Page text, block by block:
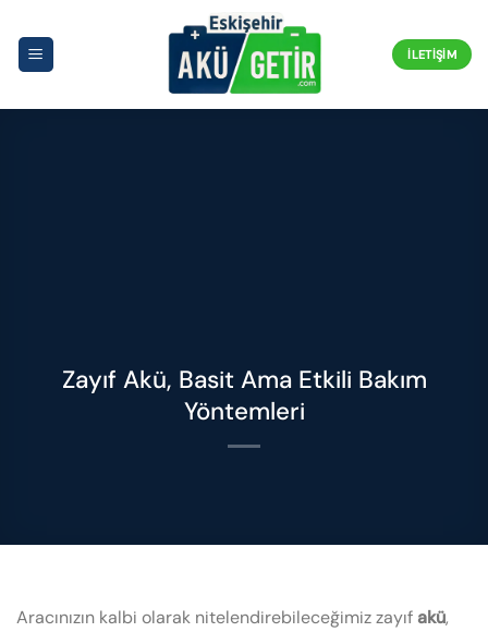
atla
İLETIŞIM
Zayıf Akü, Basit Ama Etkili Bakım
Yöntemleri
Aracınızın kalbi olarak nitelendirebileceğimiz zayıf akü,